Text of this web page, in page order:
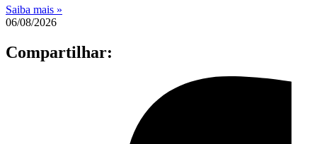
Saiba mais »
06/08/2026
Compartilhar: